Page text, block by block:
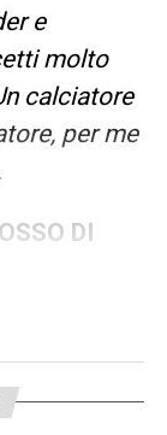
e
molto
calciatore
per me
DI
lega, quella
i
una
prima